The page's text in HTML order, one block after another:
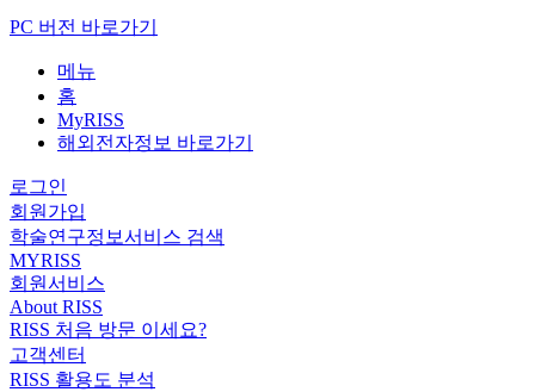
PC 버전 바로가기
메뉴
홈
MyRISS
해외전자정보 바로가기
로그인
회원가입
학술연구정보서비스 검색
MYRISS
회원서비스
About RISS
RISS 처음 방문 이세요?
고객센터
RISS 활용도 분석